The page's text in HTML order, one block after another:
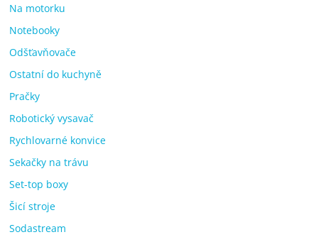
Na motorku
Notebooky
Odšťavňovače
Ostatní do kuchyně
Pračky
Robotický vysavač
Rychlovarné konvice
Sekačky na trávu
Set-top boxy
Šicí stroje
Sodastream